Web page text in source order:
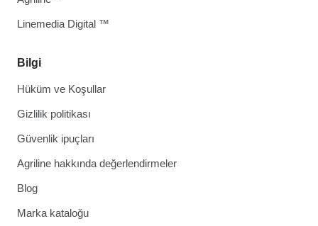
Bilgi
Hüküm ve Koşullar
Gizlilik politikası
Güvenlik ipuçları
Agriline hakkında değerlendirmeler
Blog
Marka kataloğu
Linemedia Digital ™